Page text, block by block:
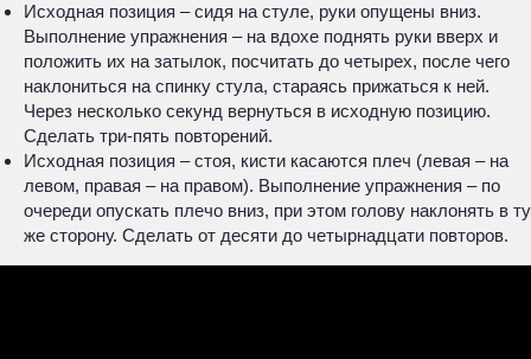
Исходная позиция – сидя на стуле, руки опущены вниз.
Выполнение упражнения – на вдохе поднять руки вверх и
положить их на затылок, посчитать до четырех, после чего
наклониться на спинку стула, стараясь прижаться к ней.
Через несколько секунд вернуться в исходную позицию.
Сделать три-пять повторений.
Исходная позиция – стоя, кисти касаются плеч (левая – на
левом, правая – на правом). Выполнение упражнения – по
очереди опускать плечо вниз, при этом голову наклонять в ту
же сторону. Сделать от десяти до четырнадцати повторов.